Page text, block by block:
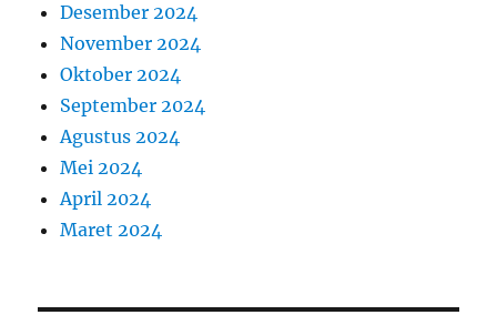
Desember 2024
November 2024
Oktober 2024
September 2024
Agustus 2024
Mei 2024
April 2024
Maret 2024